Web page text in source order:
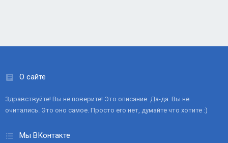
О сайте
Здравствуйте! Вы не поверите! Это описание. Да-да. Вы не
очитались. Это оно самое. Просто его нет, думайте что хотите :)
Мы ВКонтакте